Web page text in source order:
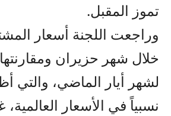
تموز المقبل.
وراجعت اللجنة أسعار
خلال شهر حزيران ومقارنتها
لشهر أيار الماضي، والتي
نسبياً في الأسعار العالمية،